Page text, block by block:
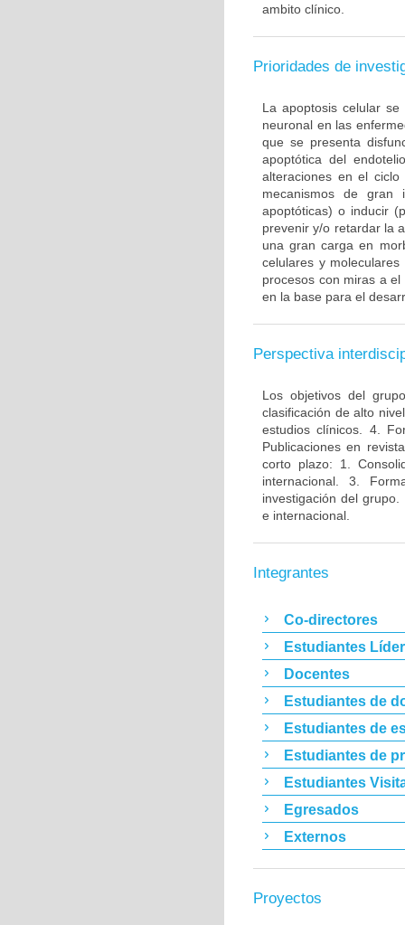
ambito clínico.
Prioridades de
La apoptosis celular
neuronal en las
que se presenta
apoptótica del
alteraciones en el
mecanismos de gran
apoptóticas) o inducir
prevenir y/o retardar la
una gran carga en
celulares y
procesos con miras a
en la base para el
Perspectiva
Los objetivos del
clasificación de alto
estudios clínicos. 4.
Publicaciones en
corto plazo: 1.
internacional. 3.
investigación del
e internacional.
Integrantes
Co-directores
Estudiantes
Docentes
Estudiantes de
Estudiantes de
Estudiantes de
Estudiantes
Egresados
Externos
Proyectos